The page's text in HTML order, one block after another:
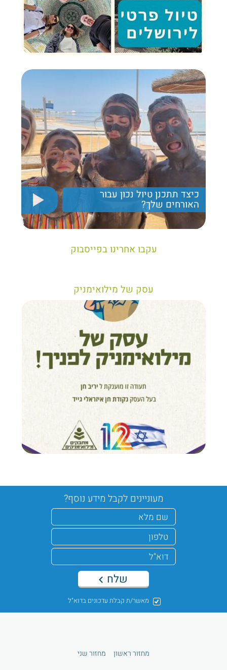
כיצד תתכנן טיול נכון עבור
האורחים שלך?
יריב חן, מציג את הקווים המנחים לבניית טיול נכון עבור
תיירים בישראל
עקבו אחרינו בפייסבוק
עסק של מילואימניק
מעוניינים לקבל מידע נוסף?
מאשר/ת קבלת עדכונים בדוא"ל
שלח
מחזור ראשון מחזור שני